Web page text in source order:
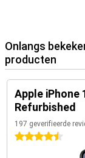
Onlangs
producten
Apple iPhone
Refurbished
197 geverifieerde
4.5 sterren